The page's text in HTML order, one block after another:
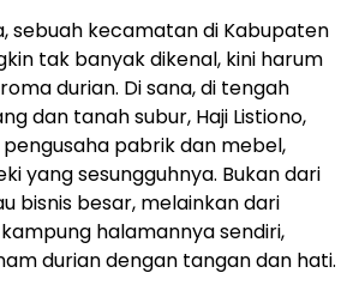
sebuah kecamatan di Kabupaten
tak banyak dikenal, kini harum
durian. Di sana, di tengah
dan tanah subur, Haji Listiono,
pabrik dan mebel,
yang sesungguhnya. Bukan dari
bisnis besar, melainkan dari
halamannya sendiri,
durian dengan tangan dan hati.